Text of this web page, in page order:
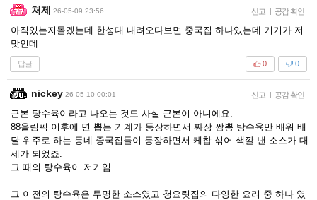
처제 26-05-09 23:56 신고 | 공감 확인
아직있는지몰겠는데 한성대 내려오다보면 중국집 하나있는데 거기가 저
맛인데
답글 0
0
nickey 26-05-10 00:01 신고 | 공감 확인
근본 탕수육이라고 나오는 것도 사실 근본이 아니에요.
88올림픽 이후에 면 뽑는 기계가 등장하면서 짜장 짬뽕 탕수육만 배워 배
달 위주로 하는 동네 중국집들이 등장하면서 케찹 섞어 색깔 낸 소스가 대
세가 되었죠.
그 때의 탕수육이 저거임.
그 이전의 탕수육은 투명한 소스였고 청요릿집의 다양한 요리 중 하나 였